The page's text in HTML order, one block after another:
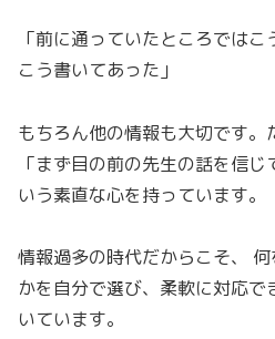
「前に通っていたところでは
こう書いてあった」
もちろん他の情報も大切です
「まず目の前の先生の話を信
いう素直な心を持っています。
情報過多の時代だからこそ、
かを自分で選び、柔軟に対応で
いています。